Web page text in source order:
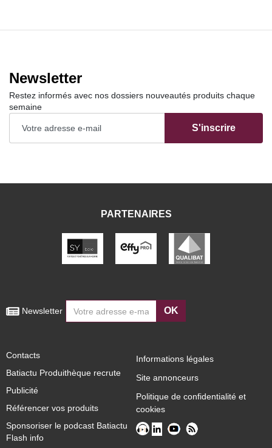
Newsletter
Restez informés avec nos dossiers nouveautés produits chaque
semaine
S'inscrire
PARTENAIRES
Newsletter OK
Contacts
Batiactu Produithèque recrute
Publicité
Référencer vos produits
Sponsoriser le podcast Batiactu
Flash info
Informations légales
Site annonceurs
Politique de confidentialité et
cookies